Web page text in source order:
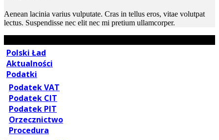
Aenean lacinia varius vulputate. Cras in tellus eros, vitae volutpat
lectus. Suspendisse nec elit nec mi pretium ullamcorper.
Polski Ład
Aktualności
Podatki
Podatek VAT
Podatek CIT
Podatek PIT
Orzecznictwo
Procedura